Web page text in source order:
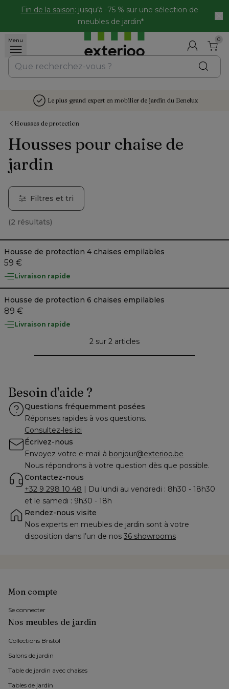
Fin de la saison: jusqu’à -75 % sur une sélection de
meubles de jardin*
Menu 0
Le plus grand expert en mobilier de jardin du Benelux
Housses de protection
Housses pour chaise de
jardin
Filtres et tri
(2 résultats)
Housse de protection 4 chaises empilables
59 €
Livraison rapide
Housse de protection 6 chaises empilables
89 €
Livraison rapide
2 sur 2 articles
Besoin d'aide ?
Questions fréquemment posées
Réponses rapides à vos questions.
Consultez-les ici
Écrivez-nous
Envoyez votre e-mail à bonjour@exterioo.be
Nous répondrons à votre question dès que possible.
Contactez-nous
+32 9 298 10 48 | Du lundi au vendredi : 8h30 - 18h30
et le samedi : 9h30 - 18h
Rendez-nous visite
Nos experts en meubles de jardin sont à votre
disposition dans l’un de nos 36 showrooms
Nos meubles de jardin
Collections Bristol
Salons de jardin
Table de jardin avec chaises
Tables de jardin
Mon compte
Se connecter